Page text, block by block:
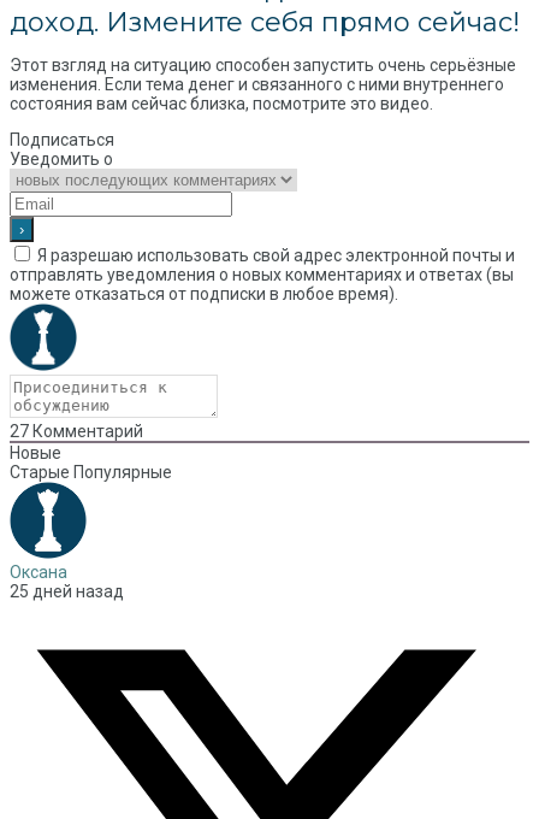
доход. Измените себя прямо сейчас!
Этот взгляд на ситуацию способен запустить очень серьёзные
изменения. Если тема денег и связанного с ними внутреннего
состояния вам сейчас близка, посмотрите это видео.
Подписаться
Уведомить о
Я разрешаю использовать свой адрес электронной почты и
отправлять уведомления о новых комментариях и ответах (вы
можете отказаться от подписки в любое время).
27 Комментарий
Новые
Старые Популярные
Оксана
25 дней назад